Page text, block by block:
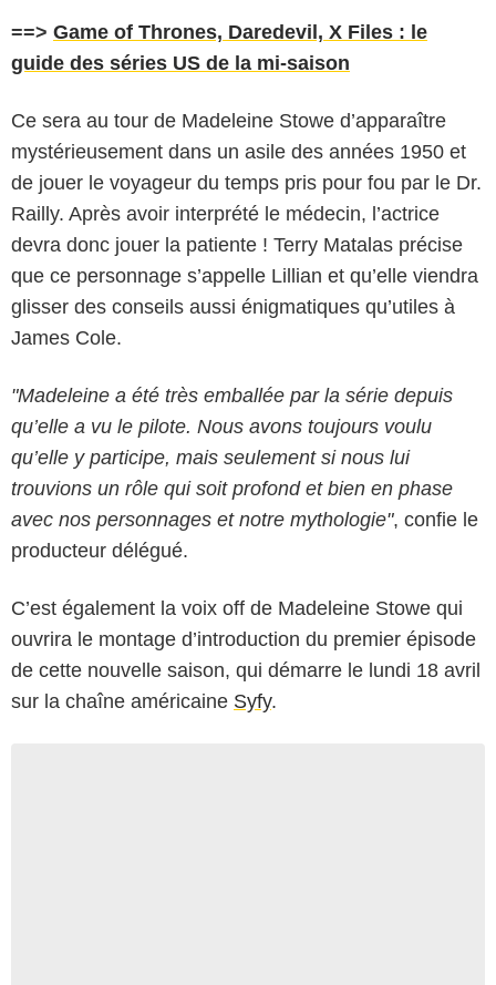
==> Game of Thrones, Daredevil, X Files : le
guide des séries US de la mi-saison
Ce sera au tour de Madeleine Stowe d’apparaître
mystérieusement dans un asile des années 1950 et
de jouer le voyageur du temps pris pour fou par le Dr.
Railly. Après avoir interprété le médecin, l’actrice
devra donc jouer la patiente ! Terry Matalas précise
que ce personnage s’appelle Lillian et qu’elle viendra
glisser des conseils aussi énigmatiques qu’utiles à
James Cole.
"Madeleine a été très emballée par la série depuis
qu’elle a vu le pilote. Nous avons toujours voulu
qu’elle y participe, mais seulement si nous lui
trouvions un rôle qui soit profond et bien en phase
avec nos personnages et notre mythologie", confie le
producteur délégué.
C’est également la voix off de Madeleine Stowe qui
ouvrira le montage d’introduction du premier épisode
de cette nouvelle saison, qui démarre le lundi 18 avril
sur la chaîne américaine Syfy.